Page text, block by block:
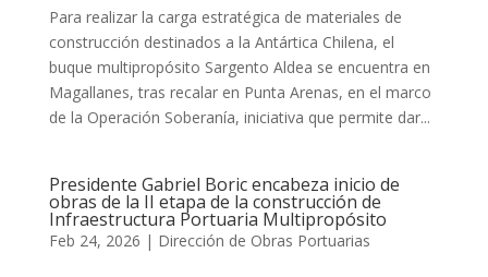
Para realizar la carga estratégica de materiales de
construcción destinados a la Antártica Chilena, el
buque multipropósito Sargento Aldea se encuentra en
Magallanes, tras recalar en Punta Arenas, en el marco
de la Operación Soberanía, iniciativa que permite dar...
Presidente Gabriel Boric encabeza inicio de
obras de la II etapa de la construcción de
Infraestructura Portuaria Multipropósito
Feb 24, 2026 | Dirección de Obras Portuarias